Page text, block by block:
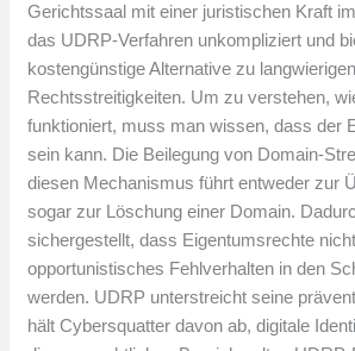
Gerichtssaal mit einer juristischen Kraft
das UDRP-Verfahren unkompliziert und
kostengünstige Alternative zu langwierigen
Rechtsstreitigkeiten. Um zu verstehen,
funktioniert, muss man wissen, dass der
sein kann. Die Beilegung von Domain-
diesen Mechanismus führt entweder zur
sogar zur Löschung einer Domain.
sichergestellt, dass Eigentumsrechte
opportunistisches Fehlverhalten in den
werden. UDRP unterstreicht seine
hält Cybersquatter davon ab, digitale